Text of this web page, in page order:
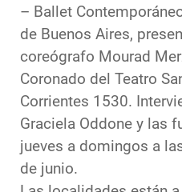
– Ballet
de Buenos Aires,
coreógrafo Mourad
Coronado del Teatro
Corrientes 1530.
Graciela Oddone y las
jueves a domingos a
de junio.